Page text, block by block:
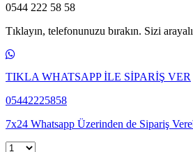
0544 222 58 58
Tıklayın, telefonunuzu bırakın. Sizi
TIKLA WHATSAPP İLE SİPARİŞ VER
05442225858
7x24 Whatsapp Üzerinden de Sipariş